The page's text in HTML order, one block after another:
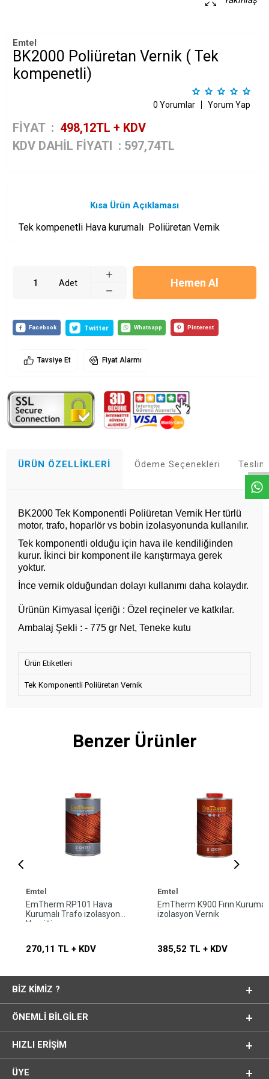
Whatsapp
Emtel
BK2000 Poliüretan Vernik ( Tek
kompenetli)
0 Yorumlar Yorum Yap
FİYAT : 498,12TL + KDV
KDV DAHİL FİYATI : 597,74TL
Kısa Ürün Açıklaması
Tek kompenetli Hava kurumalı Poliüretan Vernik
Adet Hemen Al
Tavsiye Et Fiyat Alarmı
ÜRÜN ÖZELLIKLERI Ödeme Seçenekleri
BK2000 Tek Komponentli Poliüretan Vernik Her türlü
motor, trafo, hoparlör vs bobin izolasyonunda kullanılır.
Tek komponentli olduğu için hava ile kendiliğinden
kurur. İkinci bir komponent ile karıştırmaya gerek
yoktur.
İnce vernik olduğundan dolayı kullanımı daha kolaydır.
Ürünün Kimyasal İçeriği : Özel reçineler ve katkılar.
Ambalaj Şekli : - 775 gr Net, Teneke kutu
Ürün Etiketleri
Tek Komponentli Poliüretan Vernik
Benzer Ürünler
Emtel
EmTherm RP101 Hava
Kurumalı Trafo izolasyon
Verniği
270,11 TL + KDV
Emtel
EmTherm K900 Fırın Kurumalı
izolasyon Vernik
385,52 TL + KDV
BIZ KIMIZ ?
ÖNEMLI BILGILER
HIZLI ERIŞIM
ÜYE